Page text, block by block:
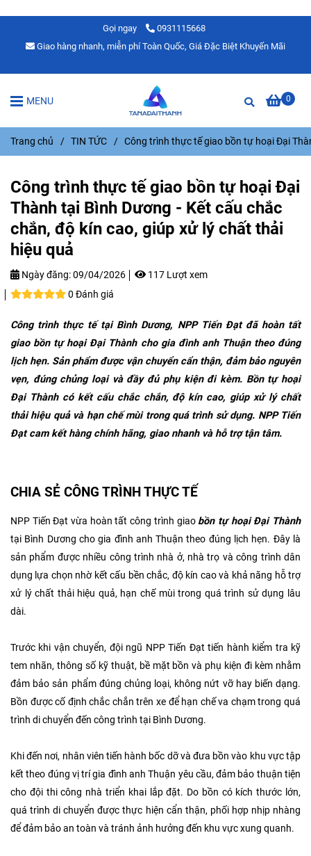
Gọi ngay
0931115668
Giao hàng nhanh, miễn phí Toàn Quốc, Giá Đặc Biệt Khuyến Mãi
0
MENU
Trang chủ / TIN TỨC / Công trình thực tế giao bồn tự hoại Đại
Công trình thực tế giao bồn tự hoại Đại
Thành tại Bình Dương - Kết cấu chắc
chắn, độ kín cao, giúp xử lý chất thải
hiệu quả
Ngày đăng:09/04/2026
117 Lượt xem
0 Đánh giá
Công trình thực tế tại Bình Dương, NPP Tiến Đạt đã hoàn tất
giao bồn tự hoại Đại Thành cho gia đình anh Thuận theo đúng
lịch hẹn. Sản phẩm được vận chuyển cẩn thận, đảm bảo nguyên
vẹn, đúng chủng loại và đầy đủ phụ kiện đi kèm. Bồn tự hoại
Đại Thành có kết cấu chắc chắn, độ kín cao, giúp xử lý chất
thải hiệu quả và hạn chế mùi trong quá trình sử dụng. NPP Tiến
Đạt cam kết hàng chính hãng, giao nhanh và hỗ trợ tận tâm.
CHIA SẺ CÔNG TRÌNH THỰC TẾ
NPP Tiến Đạt vừa hoàn tất công trình giaobồn tự hoại Đại Thành
tại Bình Dương cho gia đình anh Thuận theo đúng lịch hẹn. Đây là
sản phẩm được nhiều công trình nhà ở, nhà trọ và công trình dân
dụng lựa chọn nhờ kết cấu bền chắc, độ kín cao và khả năng hỗ trợ
xử lý chất thải hiệu quả, hạn chế mùi trong quá trình sử dụng lâu
dài.
Trước khi vận chuyển, đội ngũ NPP Tiến Đạt tiến hành kiểm tra kỹ
tem nhãn, thông số kỹ thuật, bề mặt bồn và phụ kiện đi kèm nhằm
đảm bảo sản phẩm đúng chủng loại, không nứt vỡ hay biến dạng.
Bồn được cố định chắc chắn trên xe để hạn chế va chạm trong quá
trình di chuyển đến công trình tại Bình Dương.
Khi đến nơi, nhân viên tiến hành bốc dỡ và đưa bồn vào khu vực tập
kết theo đúng vị trí gia đình anh Thuận yêu cầu, đảm bảo thuận tiện
cho đội thi công nhà triển khai lắp đặt. Do bồn có kích thước lớn,
quá trình di chuyển được thực hiện cẩn thận, phối hợp nhịp nhàng
để đảm bảo an toàn và tránh ảnh hưởng đến khu vực xung quanh.